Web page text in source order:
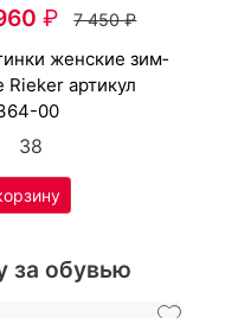
960₽ 7 450₽
Ri­eker артикул
00
38
за обувью